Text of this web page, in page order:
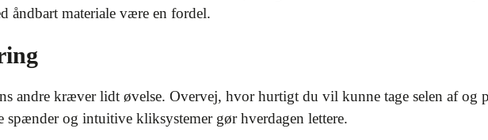
åndbart materiale være en fordel.
andre kræver lidt øvelse. Overvej, hvor hurtigt du vil kunne tage selen af og
spænder og intuitive kliksystemer gør hverdagen lettere.